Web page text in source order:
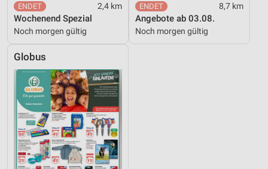
2,4 km
Wochenend Spezial
Noch morgen gültig
8,7 km
Angebote ab 03.08.
Noch morgen gültig
Globus